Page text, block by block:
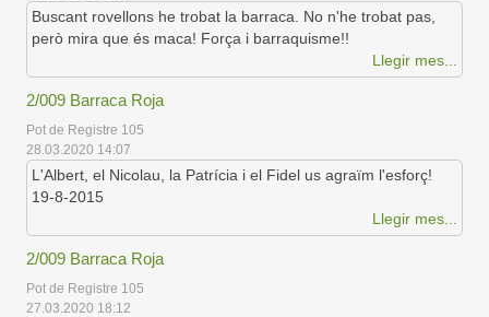
Buscant rovellons he trobat la barraca. No n'he trobat pas,
però mira que és maca! Força i barraquisme!!
Llegir mes...
2/009 Barraca Roja
Pot de Registre 105
28.03.2020 14:07
L'Albert, el Nicolau, la Patrícia i el Fidel us agraïm l'esforç!
19-8-2015
Llegir mes...
2/009 Barraca Roja
Pot de Registre 105
27.03.2020 18:12